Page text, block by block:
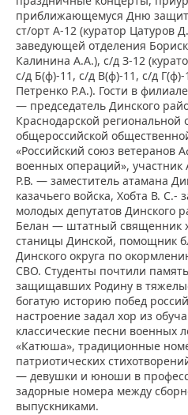
приближающемуся Дню
ст/орт А-12 (куратор Цатуров
заведующей отделения
Калинина А.А.), с/д З-12
с/д Б(ф)-11, с/д В(ф)-11, с/д
Петренко Р.А.). Гости в
— председатель Динского
Краснодарской региональной
общероссийской
«Российский союз ветеранов
военных операций»,
Р.В. — заместитель атамана
казачьего войска, Хобта В. С.-
молодых депутатов Динского
Белан — штатный священник
станицы Динской, помощник
Динского округа по
СВО. Студенты почтили
защищавших Родину в
богатую историю побед
настроение задал хор из
классические песни военных
«Катюша», традиционные
патриотических
— девушки и юноши в
задорные номера между
выпускниками.